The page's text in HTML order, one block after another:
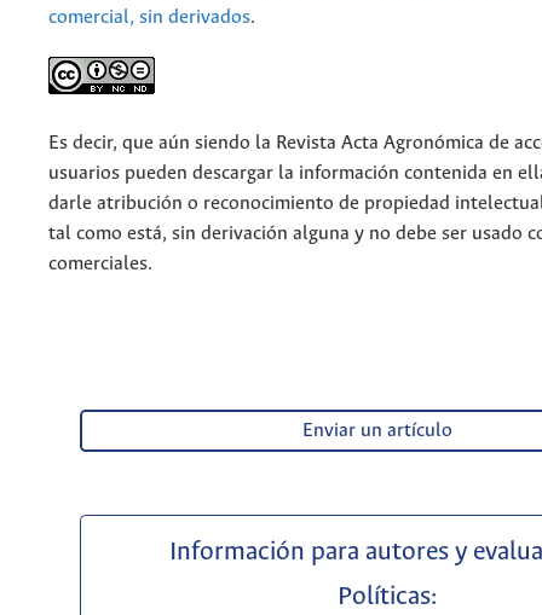
comercial, sin derivados.
Es decir, que aún siendo la Revista Acta Agronómica de
usuarios pueden descargar la información contenida en
darle atribución o reconocimiento de propiedad
tal como está, sin derivación alguna y no debe ser usado
comerciales.
Enviar un artículo
Información para autores y
Políticas: